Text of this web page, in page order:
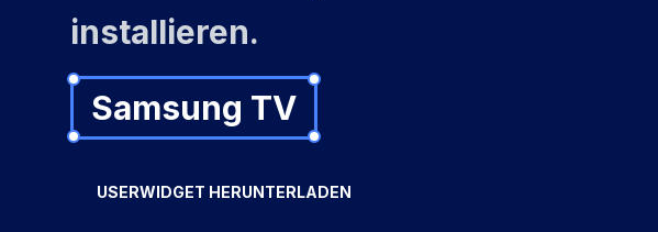
installieren.
Samsung TV
USERWIDGET HERUNTERLADEN